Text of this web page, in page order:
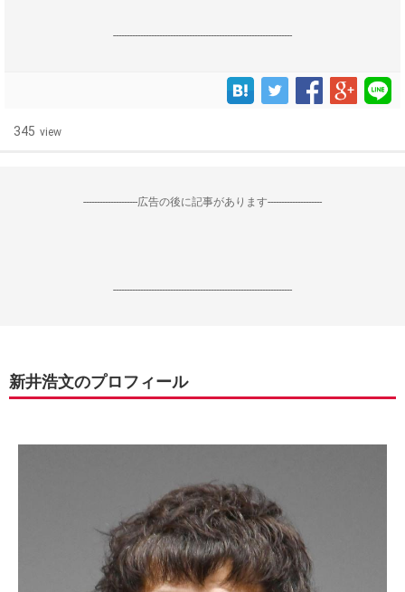
------------------------------------------------------------------
345 view
--------------------広告の後に記事があります--------------------
------------------------------------------------------------------
新井浩文のプロフィール